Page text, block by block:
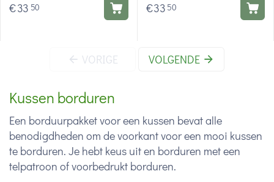
Kussen borduren
Een borduurpakket voor een kussen bevat alle
benodigdheden om de voorkant voor een mooi kussen
te borduren. Je hebt keus uit en borduren met een
telpatroon of voorbedrukt borduren.
€33 50
€33 50
VORIGE VOLGENDE